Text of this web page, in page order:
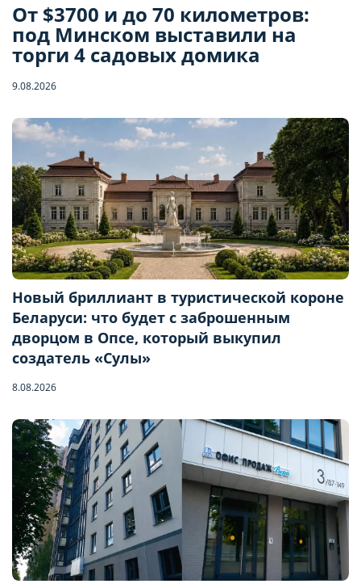
От $3700 и до 70 километров:
под Минском выставили на
торги 4 садовых домика
9.08.2026
Новый бриллиант в туристической короне
Беларуси: что будет с заброшенным
дворцом в Опсе, который выкупил
создатель «Сулы»
8.08.2026